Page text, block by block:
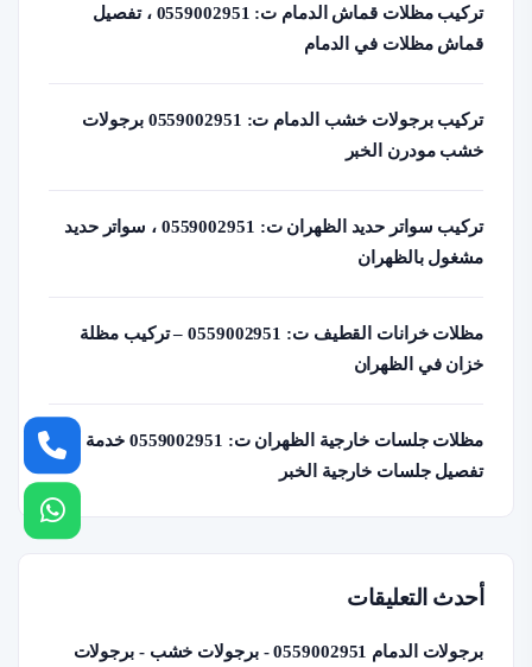
تركيب مظلات قماش الدمام ت: 0559002951 ، تفصيل
قماش مظلات في الدمام
تركيب برجولات خشب الدمام ت: 0559002951 برجولات
خشب مودرن الخبر
تركيب سواتر حديد الظهران ت: 0559002951 ، سواتر حديد
مشغول بالظهران
مظلات خرانات القطيف ت: 0559002951 – تركيب مظلة
خزان في الظهران
مظلات جلسات خارجية الظهران ت: 0559002951 خدمة
تفصيل جلسات خارجية الخبر
أحدث التعليقات
برجولات الدمام 0559002951 - برجولات خشب - برجولات